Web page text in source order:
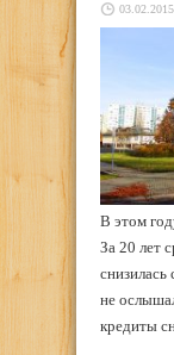
03.02.2015
В этом
За 20 лет
не
кредиты